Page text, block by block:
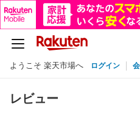
ようこそ 楽天市場へ ログイン
レビュー